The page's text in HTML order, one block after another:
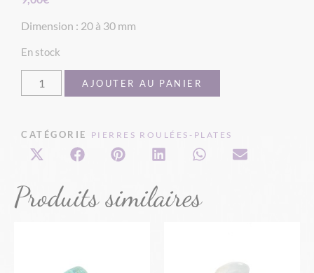
Dimension : 20 à 30 mm
En stock
AJOUTER AU PANIER
CATÉGORIE PIERRES ROULÉES-PLATES
Produits similaires